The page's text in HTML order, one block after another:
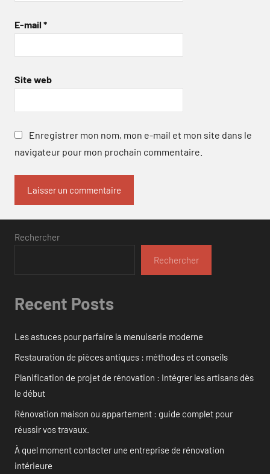
E-mail *
Site web
Enregistrer mon nom, mon e-mail et mon site dans le
navigateur pour mon prochain commentaire.
Rechercher
Rechercher
Recent Posts
Les astuces pour parfaire la menuiserie moderne
Restauration de pièces antiques : méthodes et conseils
Planification de projet de rénovation : Intégrer les artisans dès
le début
Rénovation maison ou appartement : guide complet pour
réussir vos travaux.
À quel moment contacter une entreprise de rénovation
intérieure